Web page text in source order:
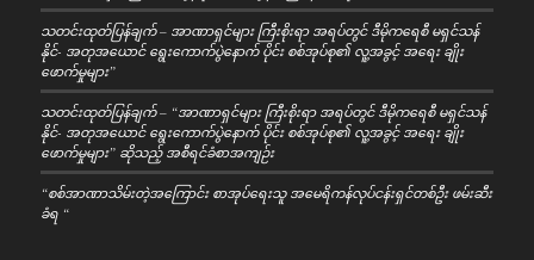
သတင်းထုတ်ပြန်ချက် – အာဏာရှင်များ ကြီးစိုးရာ အရပ်တွင် ဒီမိုကရေစီ မရှင်သန်
နိုင်- အတုအယောင် ရွေးကောက်ပွဲနောက် ပိုင်း စစ်အုပ်စု၏ လူ့အခွင့် အရေး ချိုး
ဖောက်မှုများ”
သတင်းထုတ်ပြန်ချက် – “အာဏာရှင်များ ကြီးစိုးရာ အရပ်တွင် ဒီမိုကရေစီ မရှင်သန်
နိုင်- အတုအယောင် ရွေးကောက်ပွဲနောက် ပိုင်း စစ်အုပ်စု၏ လူ့အခွင့် အရေး ချိုး
ဖောက်မှုများ” ဆိုသည့် အစီရင်ခံစာအကျဉ်း
“စစ်အာဏာသိမ်းတဲ့အကြောင်း စာအုပ်ရေးသူ အမေရိကန်လုပ်ငန်းရှင်တစ်ဦး ဖမ်းဆီး
ခံရ “